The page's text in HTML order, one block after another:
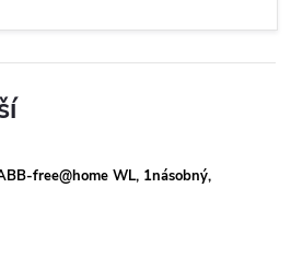
free@home WL, 1násobný,